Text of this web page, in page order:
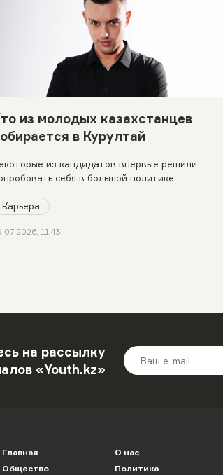
из молодых казахстанцев
в Курултай
из кандидатов впервые решили
себя в большой политике.
Карьера
11:43
на рассылку
«Youth.kz»
Главная
Общество
О нас
Политика